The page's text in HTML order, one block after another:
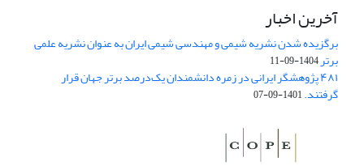
آخرین اخبار
برگزیده شدن نشریه شیمی و مهندسی شیمی ایران به عنوان نشریه علمی
برتر1404-09-11
۴۸۱ پژوهشگر ایرانی در زمره دانشمندان یک‌درصد برتر جهان قرار
گرفتند.1401-09-07